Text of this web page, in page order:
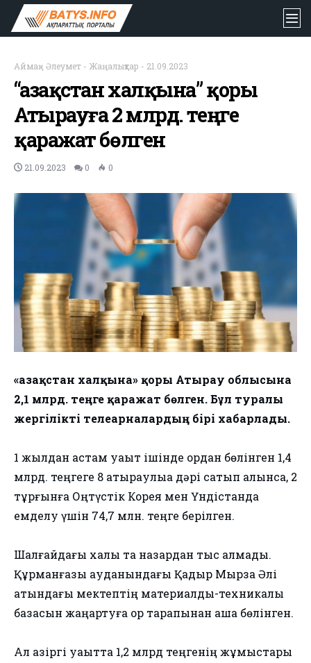
Аймақ- Әлеумет - Жаңалықтар - 21.09.2023
“Қазақстан халқына” қоры
Атырауға 2 млрд. теңге
қаражат бөлген
21.09.2023 0 0
«Қазақстан халқына» қоры Атырау облысына
2,1 млрд. теңге қаражат бөлген. Бұл туралы
жергілікті телеарналардың бірі хабарлады.
1 жылдан астам уақыт ішінде қордан бөлінген 1,4
млрд. теңгеге 8 атыраулыққа дәрі сатып алынса, 2
тұрғынға Оңтүстік Корея мен Үндістанда
емделу үшін 74,7 млн. теңге берілген.
Шалғайдағы халық та назардан тыс қалмады.
Құрманғазы ауданындағы Қадыр Мырза Әлі
атындағы мектептің материалдық-техникалық
базасын жаңартуға қор тарапынан ақша бөлінген.
Ал қазіргі уақытта 1,2 млрд теңгенің жұмыстары